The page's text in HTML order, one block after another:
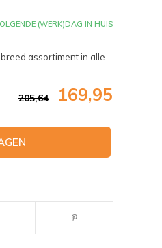
(WERK)DAG IN HUIS
assortiment in alle
205,64 169,95